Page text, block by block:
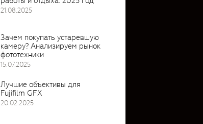
21.08.2025
Зачем покупать устаревшую
камеру? Анализируем рынок
фототехники
15.07.2025
Лучшие объективы для
Fujifilm GFX
20.02.2025